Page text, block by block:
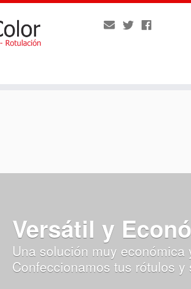
Versátil y
Una solución muy
Confeccionamos tus rótulos y